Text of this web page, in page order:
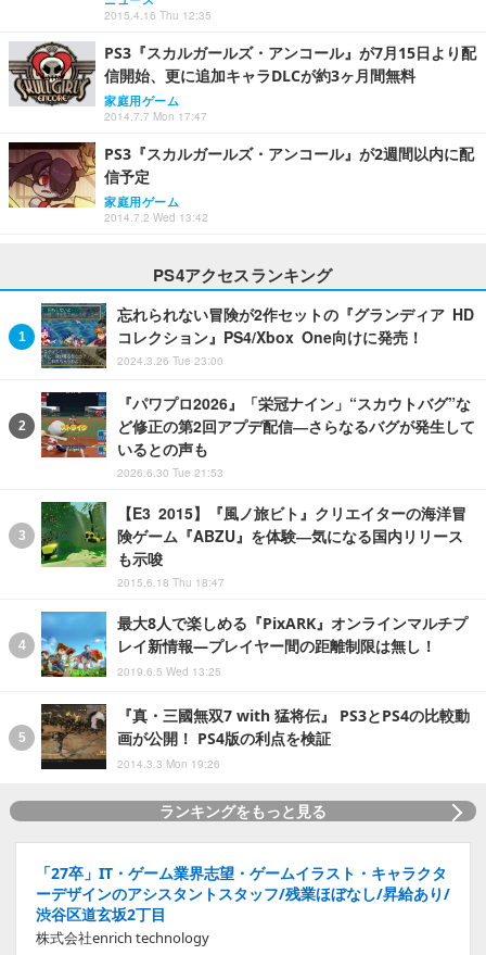
2015.4.16 Thu 12:35
PS3『スカルガールズ・アンコール』が7月15日より配
信開始、更に追加キャラDLCが約3ヶ月間無料
家庭用ゲーム
2014.7.7 Mon 17:47
PS3『スカルガールズ・アンコール』が2週間以内に配
信予定
家庭用ゲーム
2014.7.2 Wed 13:42
PS4アクセスランキング
忘れられない冒険が2作セットの『グランディア HD
コレクション』PS4/Xbox One向けに発売！
2024.3.26 Tue 23:00
『パワプロ2026』「栄冠ナイン」“スカウトバグ”な
ど修正の第2回アプデ配信―さらなるバグが発生して
いるとの声も
2026.6.30 Tue 21:53
【E3 2015】『風ノ旅ビト』クリエイターの海洋冒
険ゲーム『ABZU』を体験―気になる国内リリース
も示唆
2015.6.18 Thu 18:47
最大8人で楽しめる『PixARK』オンラインマルチプ
レイ新情報―プレイヤー間の距離制限は無し！
2019.6.5 Wed 13:25
『真・三國無双7 with 猛将伝』 PS3とPS4の比較動
画が公開！ PS4版の利点を検証
2014.3.3 Mon 19:26
ランキングをもっと見る
「27卒」IT・ゲーム業界志望・ゲームイラスト・キャラクタ
ーデザインのアシスタントスタッフ/残業ほぼなし/昇給あり/
渋谷区道玄坂2丁目
株式会社enrich technology